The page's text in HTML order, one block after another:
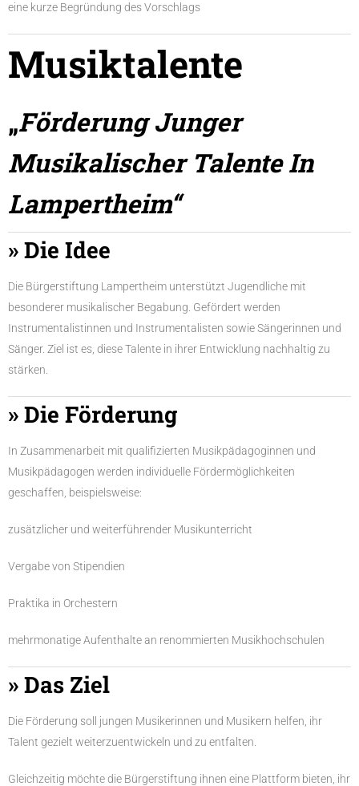
eine kurze Begründung des Vorschlags
Musiktalente
„Förderung Junger
Musikalischer Talente In
Lampertheim“
» Die Idee
Die Bürgerstiftung Lampertheim unterstützt Jugendliche mit
besonderer musikalischer Begabung. Gefördert werden
Instrumentalistinnen und Instrumentalisten sowie Sängerinnen und
Sänger. Ziel ist es, diese Talente in ihrer Entwicklung nachhaltig zu
stärken.
» Die Förderung
In Zusammenarbeit mit qualifizierten Musikpädagoginnen und
Musikpädagogen werden individuelle Fördermöglichkeiten
geschaffen, beispielsweise:
zusätzlicher und weiterführender Musikunterricht
Vergabe von Stipendien
Praktika in Orchestern
mehrmonatige Aufenthalte an renommierten Musikhochschulen
» Das Ziel
Die Förderung soll jungen Musikerinnen und Musikern helfen, ihr
Talent gezielt weiterzuentwickeln und zu entfalten.
Gleichzeitig möchte die Bürgerstiftung ihnen eine Plattform bieten, ihr